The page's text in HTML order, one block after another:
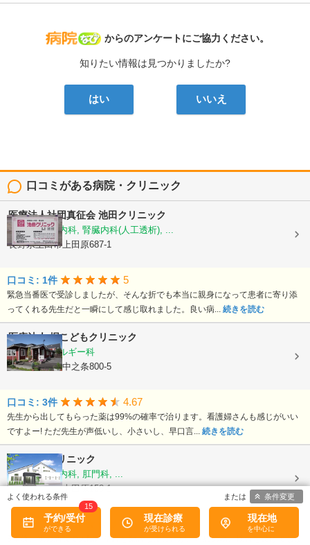
病院なび
からのアンケートにご協力ください。
知りたい情報は見つかりましたか?
はい いいえ
口コミがある病院・クリニック
医療法人社団真征会 池田クリニック
内科, 循環器内科, 腎臓内科(人工透析), ...
長野県上田市上田原687-1
口コミ: 1件 5
緊急当番医で受診しましたが、そんな折でも本当に親身になって患者に寄り添
ってくれる先生だと一瞬にして感じ取れました。良い病... 続きを読む
医療法人堀こどもクリニック
小児科, アレルギー科
長野県上田市中之条800-5
口コミ: 3件 4.67
先生から出してもらった薬は99%の確率で治ります。看護婦さんも感じがいい
ですよー! ただ先生が声低いし、小さいし、早口言... 続きを読む
日比優一クリニック
内科, 消化器内科, 肛門科, ...
長野県上田市上田原158-1
口コミ: 7件 4.57
8年前、他の病院で大腸内視鏡を受診しましたが、苦痛の為、検査を避けてしま
予約/受付
15
現在診療 現在地
条件変更